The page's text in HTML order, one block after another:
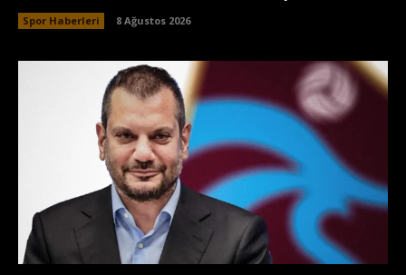
Spor Haberleri 8 Ağustos 2026